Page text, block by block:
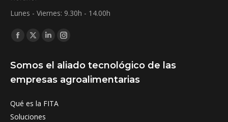
Lunes - Viernes: 9.30h - 14.00h
Find us on:
Facebook
opens
in
window
X
opens
in
window
Linkedin
opens
in
window
Instagram
opens
in
Somos el aliado tecnológico de las
empresas agroalimentarias
Qué es la FITA
Soluciones